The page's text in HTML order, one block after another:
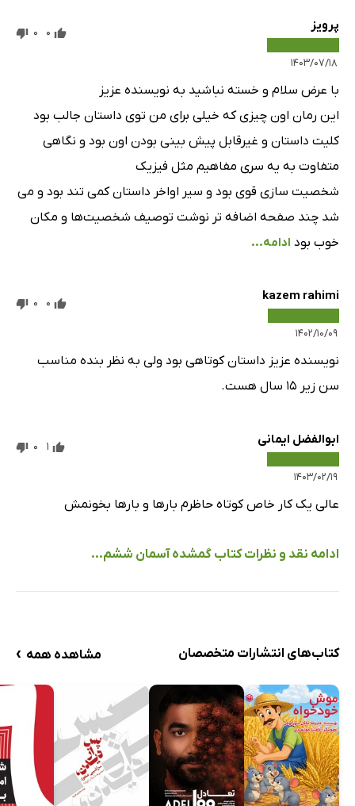
پرویز
۱۴۰۳/۰۷/۱۸
0
0
با عرض سلام و خسته نباشید به نویسنده عزیز
این رمان اون چیزی که خیلی برای من توی داستان جالب بود
کلیت داستان و غیرقابل پیش بینی بودن اون بود و نگاهی
متفاوت به یه سری مفاهیم مثل فیزیک
شخصیت سازی قوی بود و سیر اواخر داستان کمی تند بود و می‌
شد چند صفحه اضافه تر نوشت توصیف شخصیت‌ها و مکان
خوب بود ادامه...
kazem rahimi
۱۴۰۲/۱۰/۰۹
0
0
نویسنده عزیز داستان کوتاهی بود ولی به نظر بنده مناسب
سن زیر 15 سال هست.
ابوالفضل ایمانی
۱۴۰۳/۰۲/۱۹
1
0
عالی یک کار خاص کوتاه حاظرم بار‌ها و بار‌ها بخونمش
ادامه نقد و نظرات کتاب گمشده آسمان ششم...
کتاب‌های انتشارات متخصصان مشاهده همه ›